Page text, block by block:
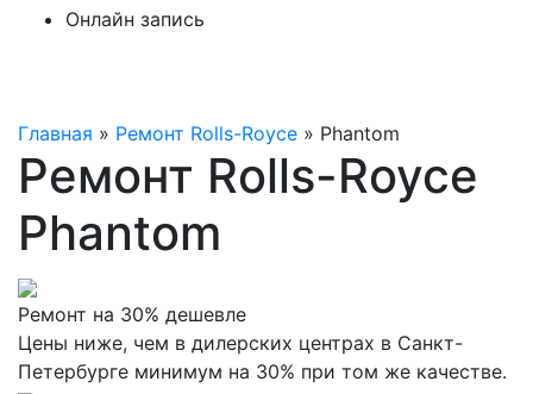
Онлайн запись
Главная » Ремонт Rolls-Royce » Phantom
Ремонт Rolls-Royce
Phantom
Ремонт на 30% дешевле
Цены ниже, чем в дилерских центрах в Санкт-
Петербурге минимум на 30% при том же качестве.